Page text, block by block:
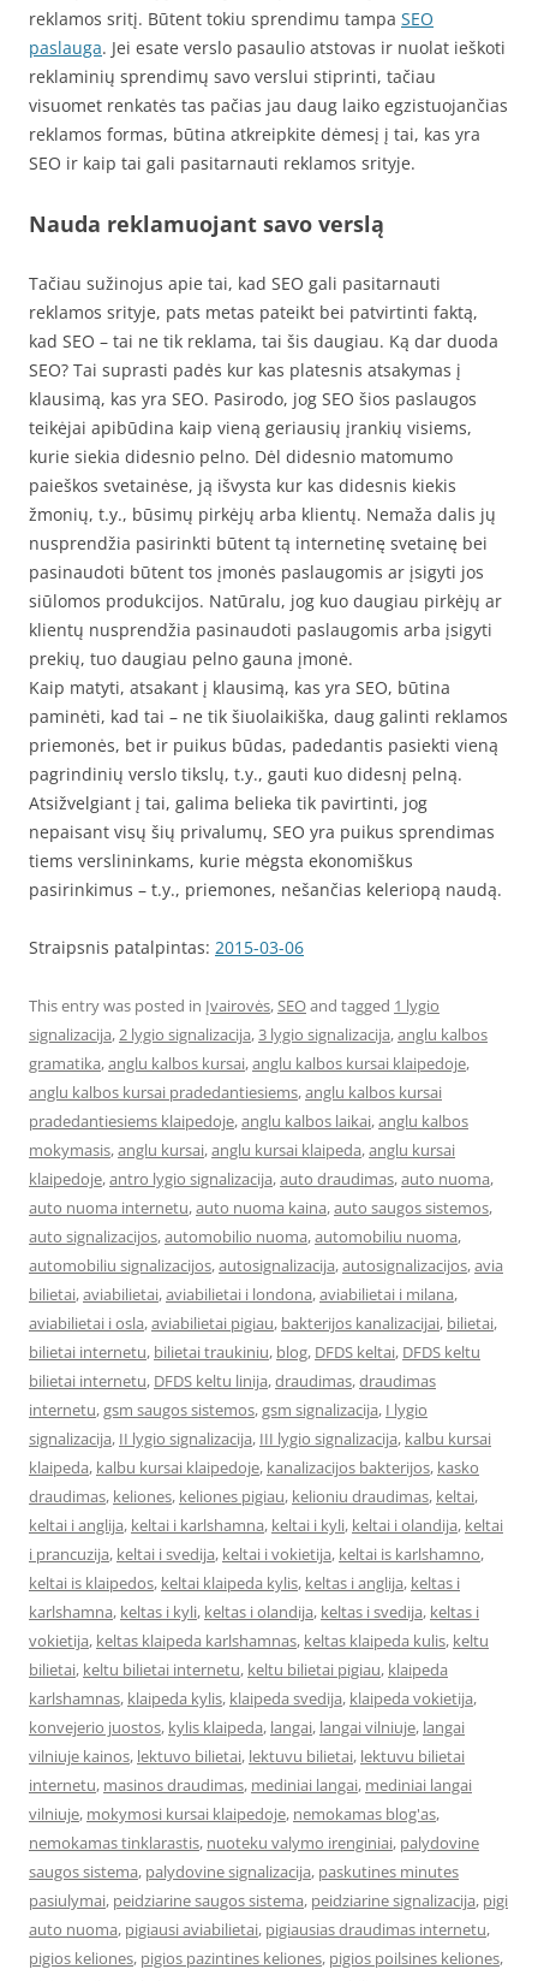
reklamos sritį. Būtent tokiu sprendimu tampa SEO
paslauga. Jei esate verslo pasaulio atstovas ir nuolat ieškoti
reklaminių sprendimų savo verslui stiprinti, tačiau
visuomet renkatės tas pačias jau daug laiko egzistuojančias
reklamos formas, būtina atkreipkite dėmesį į tai, kas yra
SEO ir kaip tai gali pasitarnauti reklamos srityje.
Nauda reklamuojant savo verslą
Tačiau sužinojus apie tai, kad SEO gali pasitarnauti
reklamos srityje, pats metas pateikt bei patvirtinti faktą,
kad SEO – tai ne tik reklama, tai šis daugiau. Ką dar duoda
SEO? Tai suprasti padės kur kas platesnis atsakymas į
klausimą, kas yra SEO. Pasirodo, jog SEO šios paslaugos
teikėjai apibūdina kaip vieną geriausių įrankių visiems,
kurie siekia didesnio pelno. Dėl didesnio matomumo
paieškos svetainėse, ją išvysta kur kas didesnis kiekis
žmonių, t.y., būsimų pirkėjų arba klientų. Nemaža dalis jų
nusprendžia pasirinkti būtent tą internetinę svetainę bei
pasinaudoti būtent tos įmonės paslaugomis ar įsigyti jos
siūlomos produkcijos. Natūralu, jog kuo daugiau pirkėjų ar
klientų nusprendžia pasinaudoti paslaugomis arba įsigyti
prekių, tuo daugiau pelno gauna įmonė.
Kaip matyti, atsakant į klausimą, kas yra SEO, būtina
paminėti, kad tai – ne tik šiuolaikiška, daug galinti reklamos
priemonės, bet ir puikus būdas, padedantis pasiekti vieną
pagrindinių verslo tikslų, t.y., gauti kuo didesnį pelną.
Atsižvelgiant į tai, galima belieka tik pavirtinti, jog
nepaisant visų šių privalumų, SEO yra puikus sprendimas
tiems verslininkams, kurie mėgsta ekonomiškus
pasirinkimus – t.y., priemones, nešančias keleriopą naudą.
Straipsnis patalpintas: 2015-03-06
This entry was posted in Įvairovės,SEOand tagged 1 lygio
signalizacija,2 lygio signalizacija,3 lygio signalizacija,anglu kalbos
gramatika,anglu kalbos kursai,anglu kalbos kursai klaipedoje,
anglu kalbos kursai pradedantiesiems,anglu kalbos kursai
pradedantiesiems klaipedoje,anglu kalbos laikai,anglu kalbos
mokymasis,anglu kursai,anglu kursai klaipeda,anglu kursai
klaipedoje,antro lygio signalizacija,auto draudimas,auto nuoma,
auto nuoma internetu,auto nuoma kaina,auto saugos sistemos,
auto signalizacijos,automobilio nuoma,automobiliu nuoma,
automobiliu signalizacijos,autosignalizacija,autosignalizacijos,avia
bilietai,aviabilietai,aviabilietai i londona,aviabilietai i milana,
aviabilietai i osla,aviabilietai pigiau, bakterijos kanalizacijai, bilietai,
bilietai internetu, bilietai traukiniu, blog, DFDS keltai, DFDS keltu
bilietai internetu, DFDS keltu linija,draudimas,draudimas
internetu,gsm saugos sistemos,gsm signalizacija, I lygio
signalizacija, II lygio signalizacija, III lygio signalizacija, kalbu kursai
klaipeda, kalbu kursai klaipedoje, kanalizacijos bakterijos, kasko
draudimas, keliones, keliones pigiau, kelioniu draudimas, keltai,
keltai i anglija, keltai i karlshamna, keltai i kyli, keltai i olandija, keltai
i prancuzija, keltai i svedija, keltai i vokietija, keltai is karlshamno,
keltai is klaipedos, keltai klaipeda kylis, keltas i anglija, keltas i
karlshamna, keltas i kyli, keltas i olandija, keltas i svedija, keltas i
vokietija, keltas klaipeda karlshamnas, keltas klaipeda kulis, keltu
bilietai, keltu bilietai internetu, keltu bilietai pigiau, klaipeda
karlshamnas, klaipeda kylis, klaipeda svedija, klaipeda vokietija,
konvejerio juostos, kylis klaipeda, langai, langai vilniuje, langai
vilniuje kainos, lektuvo bilietai, lektuvu bilietai, lektuvu bilietai
internetu, masinos draudimas, mediniai langai, mediniai langai
vilniuje, mokymosi kursai klaipedoje, nemokamas blog'as,
nemokamas tinklarastis, nuoteku valymo irenginiai, palydovine
saugos sistema, palydovine signalizacija, paskutines minutes
pasiulymai, peidziarine saugos sistema, peidziarine signalizacija, pigi
auto nuoma, pigiausi aviabilietai, pigiausias draudimas internetu,
pigios keliones, pigios pazintines keliones, pigios poilsines keliones,